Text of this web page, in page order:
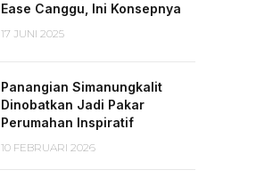
Ease Canggu, Ini Konsepnya
17 JUNI 2025
Panangian Simanungkalit
Dinobatkan Jadi Pakar
Perumahan Inspiratif
10 FEBRUARI 2026